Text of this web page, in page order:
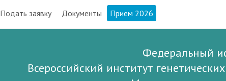
Подать заявку Документы Прием 2026
Федеральный
Всероссийский институт